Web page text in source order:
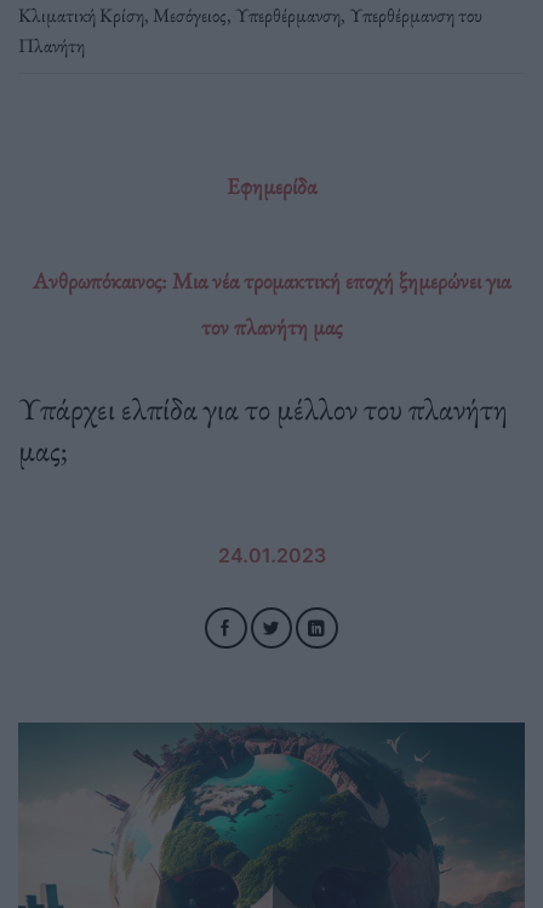
Κλιματική Κρίση, Μεσόγειος, Υπερθέρμανση, Υπερθέρμανση του
Πλανήτη
Εφημερίδα
Ανθρωπόκαινος: Mια νέα τρομακτική εποχή ξημερώνει για
τον πλανήτη μας
Υπάρχει ελπίδα για το μέλλον του πλανήτη
μας;
24.01.2023